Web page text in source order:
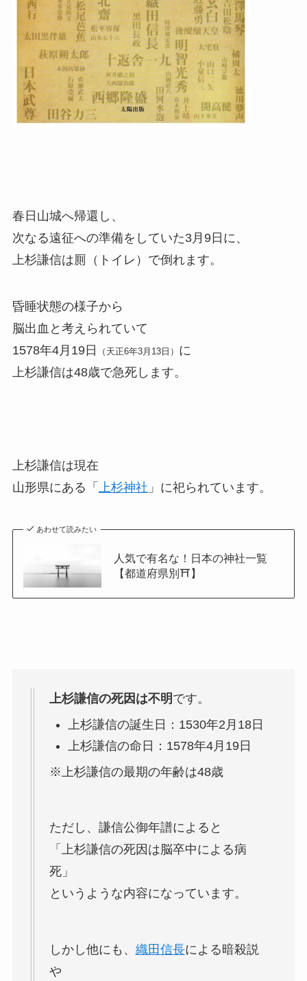
春日山城へ帰還し、
次なる遠征への準備をしていた3月9日に、
上杉謙信は厠（トイレ）で倒れます。
昏睡状態の様子から
脳出血と考えられていて
1578年4月19日
（天正6年3月13日） に
上杉謙信は48歳で急死します。
上杉謙信は現在
山形県にある「
上杉神社 」に祀られています。
あわせて読みたい
人気で有名な！日本の神社一覧
【都道府県別⛩】
上杉謙信の死因は不明 です。
上杉謙信の誕生日：1530年2月18日
上杉謙信の命日：1578年4月19日
※上杉謙信の最期の年齢は48歳
ただし、謙信公御年譜によると
「上杉謙信の死因は脳卒中による病
死」
というような内容になっています。
しかし他にも、 織田信長による暗殺説
や